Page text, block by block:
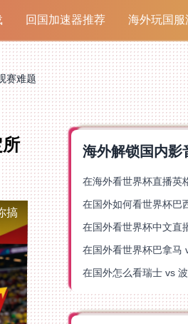
回国加速器推荐 海外玩国服
赛难题
搞
海外解锁国内影